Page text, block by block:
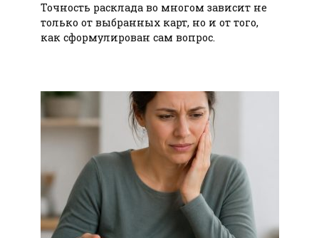
Точность расклада во многом зависит не
только от выбранных карт, но и от того,
как сформулирован сам вопрос.